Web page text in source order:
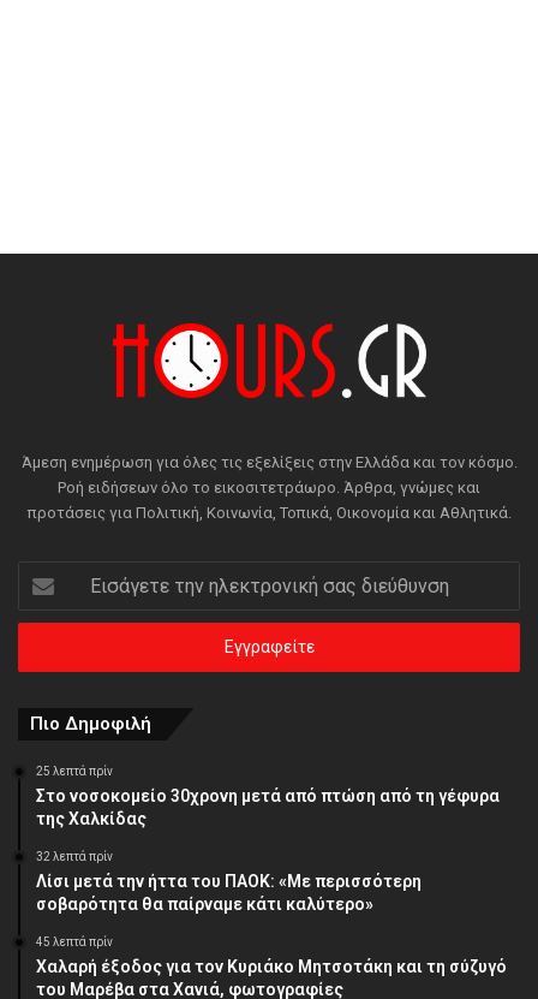
Άμεση ενημέρωση για όλες τις εξελίξεις στην Ελλάδα και τον κόσμο.
Ροή ειδήσεων όλο το εικοσιτετράωρο. Άρθρα, γνώμες και
προτάσεις για Πολιτική, Κοινωνία, Τοπικά, Οικονομία και Αθλητικά.
την
ηλεκτρονική
διεύθυνση
Πιο Δημοφιλή
25 λεπτά πρίν
Στο νοσοκομείο 30χρονη μετά από πτώση από τη γέφυρα
της Χαλκίδας
32 λεπτά πρίν
Λίσι μετά την ήττα του ΠΑΟΚ: «Με περισσότερη
σοβαρότητα θα παίρναμε κάτι καλύτερο»
45 λεπτά πρίν
Χαλαρή έξοδος για τον Κυριάκο Μητσοτάκη και τη σύζυγό
του Μαρέβα στα Χανιά, φωτογραφίες